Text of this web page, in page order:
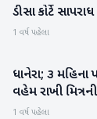
બનાસકાંઠા
ડીસા કોર્ટે
1 વર્ષ પહેલા
બનાસકાંઠા
ધાનેરા; ૩
વહેમ રાખી
1 વર્ષ પહેલા